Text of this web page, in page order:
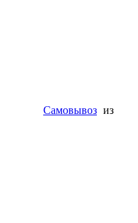
Самовывоз из